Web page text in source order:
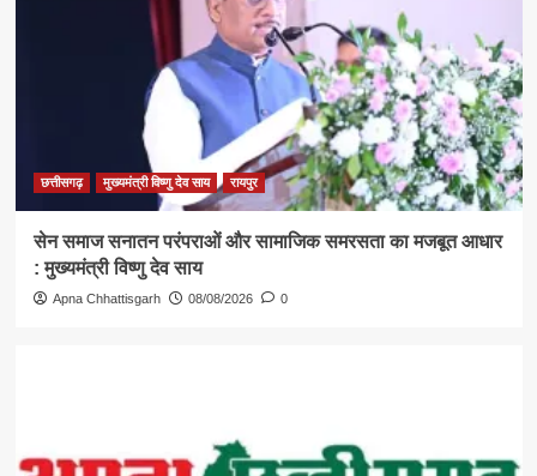
छत्तीसगढ़ मुख्यमंत्री विष्णु देव साय रायपुर
सेन समाज सनातन परंपराओं और सामाजिक समरसता का मजबूत आधार
: मुख्यमंत्री विष्णु देव साय
Apna Chhattisgarh 08/08/2026 0